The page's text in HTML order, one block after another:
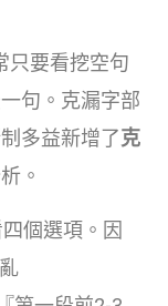
只要看挖空句
句。克漏字部
多益新增了克
。
個選項。因